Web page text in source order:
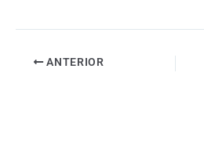
ANTERIOR